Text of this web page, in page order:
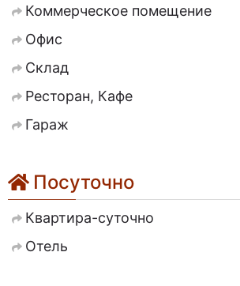
Коммерческое помещение
Офис
Склад
Ресторан, Кафе
Гараж
Посуточно
Квартира-суточно
Отель